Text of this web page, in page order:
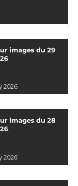
images du 29
2026
images du 28
2026